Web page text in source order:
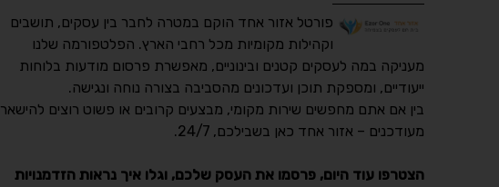
פורטל אזור אחד הוקם במטרה לחבר בין עסקים, תושבים
וקהילות מקומיות מכל רחבי הארץ. הפלטפורמה שלנו
מעניקה במה לעסקים קטנים ובינוניים, מאפשרת פרסום מודעות בלוחות
ייעודיים, ומספקת תוכן ועדכונים מהסביבה בצורה נוחה ונגישה.
בין אם אתם מחפשים שירות מקומי, מבצעים קרובים או פשוט רוצים להישאר
מעודכנים – אזור אחד כאן בשבילכם, 24/7.
הצטרפו עוד היום, פרסמו את העסק שלכם, וגלו איך נראות הזדמנויות